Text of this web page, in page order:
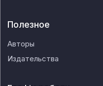
Полезное
Авторы
Издательства